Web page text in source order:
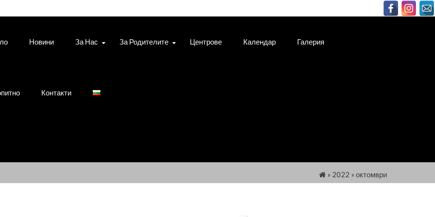
Новини За Нас За Родителите Центрове Календар Галерия
Контакти
» 2022 »октомври